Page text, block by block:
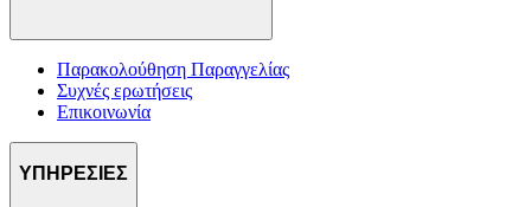
Παρακολούθηση Παραγγελίας
Συχνές ερωτήσεις
Επικοινωνία
ΥΠΗΡΕΣΙΕΣ